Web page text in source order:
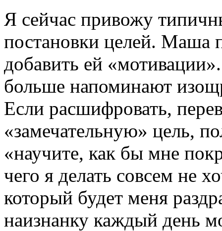
Я сейчас привожу
постановки целей. Маша
добавить ей
больше напоминают
Если расшифровать,
«замечательную» цель,
«научите, как бы мне
чего я делать совсем не
который будет меня
наизнанку каждый день